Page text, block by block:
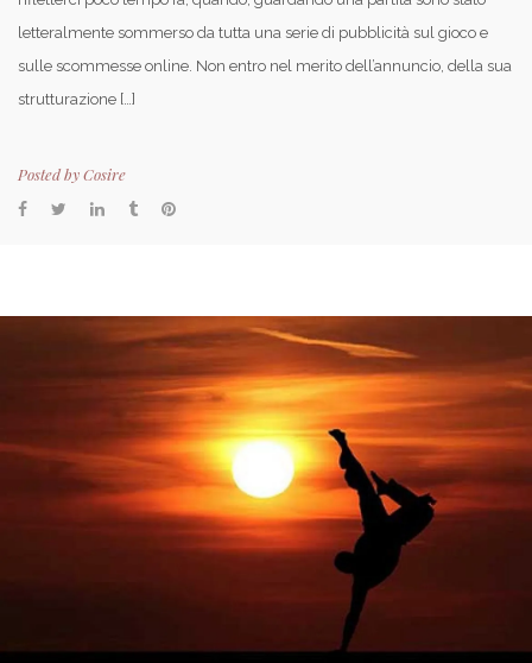
letteralmente sommerso da tutta una serie di pubblicità sul gioco e
sulle scommesse online. Non entro nel merito dell’annuncio, della sua
strutturazione […]
Posted byCosire